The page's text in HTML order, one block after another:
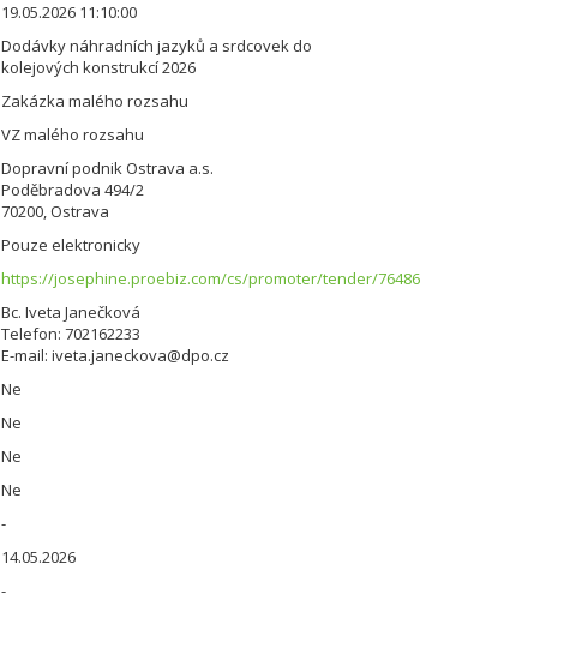
19.05.2026 11:10:00
Dodávky náhradních jazyků a srdcovek do
kolejových konstrukcí 2026
Zakázka malého rozsahu
VZ malého rozsahu
Dopravní podnik Ostrava a.s.
Poděbradova 494/2
70200, Ostrava
Pouze elektronicky
https://josephine.proebiz.com/cs/promoter/tender/76486
Bc. Iveta Janečková
Telefon: 702162233
E-mail: iveta.janeckova@dpo.cz
Ne
Ne
Ne
Ne
-
14.05.2026
-